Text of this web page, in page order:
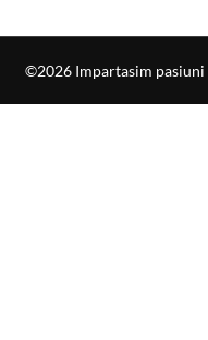
©2026 Impartasim pasiuni